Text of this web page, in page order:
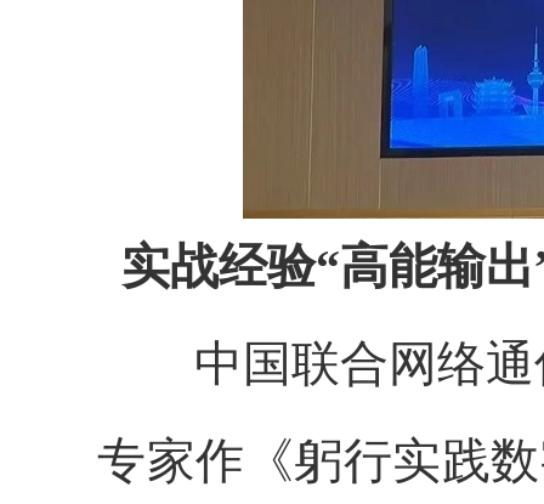
实战经验“高能输出
中国联合网络
专家作《躬行实践